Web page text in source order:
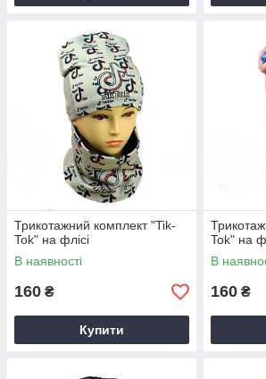
Трикотажний комплект "Tik-
Tok" на флісі
В наявності
160 ₴
Купити
Tok" на
В
160 ₴